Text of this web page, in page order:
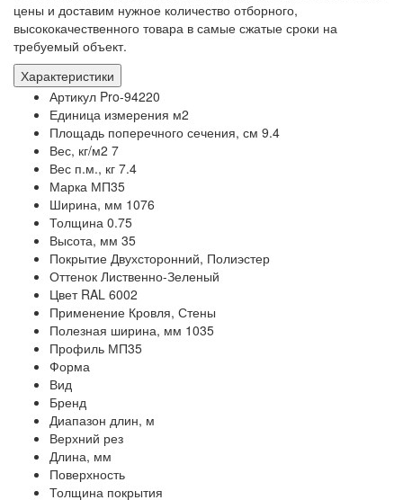
цены и доставим нужное количество отборного,
высококачественного товара в самые сжатые сроки на
требуемый объект.
Характеристики
Артикул Pro-94220
Единица измерения м2
Площадь поперечного сечения, см 9.4
Вес, кг/м2 7
Вес п.м., кг 7.4
Марка МП35
Ширина, мм 1076
Толщина 0.75
Высота, мм 35
Покрытие Двухсторонний, Полиэстер
Оттенок Лиственно-Зеленый
Цвет RAL 6002
Применение Кровля, Стены
Полезная ширина, мм 1035
Профиль МП35
Форма
Вид
Бренд
Диапазон длин, м
Верхний рез
Длина, мм
Поверхность
Толщина покрытия